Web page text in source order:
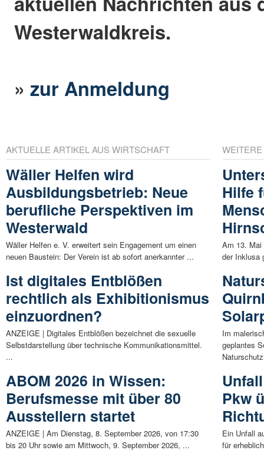
Westerwaldkreis.
»zur Anmeldung
AKTUELLE ARTIKEL AUS WIRTSCHAFT
Wäller Helfen wird
Ausbildungsbetrieb: Neue
berufliche Perspektiven im
Westerwald
Wäller Helfen e. V. erweitert sein Engagement um einen
neuen Baustein: Der Verein ist ab sofort anerkannter ...
Ist digitales Entblößen
rechtlich als Exhibitionismus
einzuordnen?
ANZEIGE | Digitales Entblößen bezeichnet die sexuelle
Selbstdarstellung über technische Kommunikationsmittel.
...
ABOM 2026 in Wissen:
Berufsmesse mit über 80
Ausstellern startet
ANZEIGE | Am Dienstag, 8. September 2026, von 17:30
bis 20 Uhr sowie am Mittwoch, 9. September 2026, ...
Hilfe
Am 13.
der Inklusa
Im
geplantes
Pkw
Ein Unfall
für